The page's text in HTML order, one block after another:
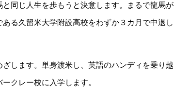
同じ人生を歩もうと決意します。まるで龍馬が
る久留米大学附設高校をわずか３カ月で中退し
します。単身渡米し、英語のハンディを乗り越
クレー校に入学します。